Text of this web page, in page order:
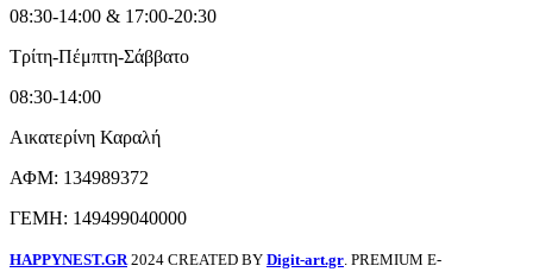
08:30-14:00 & 17:00-20:30
Τρίτη-Πέμπτη-Σάββατο
08:30-14:00
Αικατερίνη Καραλή
ΑΦΜ: 134989372
ΓΕΜΗ: 149499040000
HAPPYNEST.GR 2024 CREATED BY Digit-art.gr. PREMIUM E-